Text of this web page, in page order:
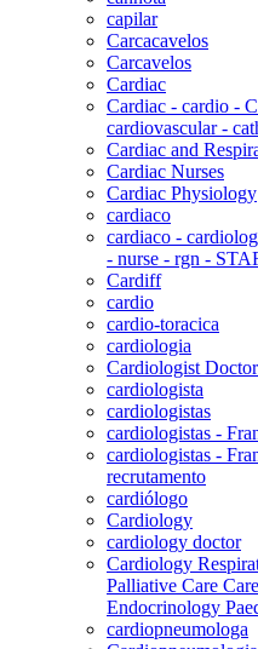
capilar
Carcacavelos
Carcavelos
Cardiac
Cardiac - cardio -
cardiovascular -
Cardiac and
Cardiac Nurses
Cardiac Physiology
cardiaco
cardiaco -
- nurse - rgn -
Cardiff
cardio
cardio-toracica
cardiologia
Cardiologist
cardiologista
cardiologistas
cardiologistas -
cardiologistas -
recrutamento
cardiólogo
Cardiology
cardiology doctor
Cardiology
Palliative Care
Endocrinology
cardiopneumologa